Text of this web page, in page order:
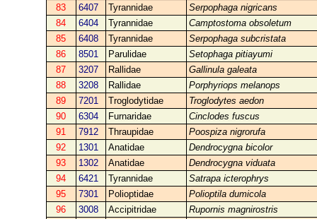
83
6407 Tyrannidae
Serpophaga nigricans
84
6404 Tyrannidae
Camptostoma obsoletum
85
6408 Tyrannidae
Serpophaga subcristata
86
8501 Parulidae
Setophaga pitiayumi
87
3207 Rallidae
Gallinula galeata
88
3208 Rallidae
Porphyriops melanops
89
7201 Troglodytidae
Troglodytes aedon
90
6304 Furnaridae
Cinclodes fuscus
91
7912 Thraupidae
Poospiza nigrorufa
92
1301 Anatidae
Dendrocygna bicolor
93
1302 Anatidae
Dendrocygna viduata
94
6421 Tyrannidae
Satrapa icterophrys
95
7301 Polioptidae
Polioptila dumicola
96
3008 Accipitridae
Rupornis magnirostris